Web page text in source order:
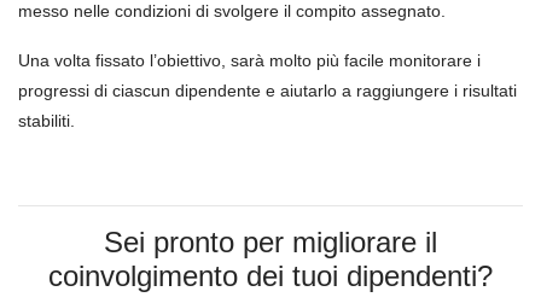
messo nelle condizioni di svolgere il compito assegnato.
Una volta fissato l’obiettivo, sarà molto più facile monitorare i
progressi di ciascun dipendente e aiutarlo a raggiungere i risultati
stabiliti.
Sei pronto per migliorare il
coinvolgimento dei tuoi dipendenti?